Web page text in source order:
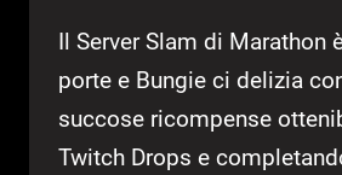
Il Server Slam di Marathon
porte e Bungie ci delizia
succose ricompense
Twitch Drops e